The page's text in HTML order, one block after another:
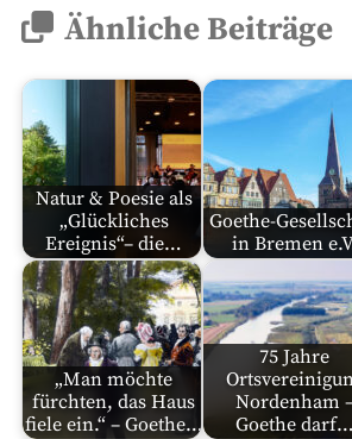
Ähnliche Beiträge
Natur & Poesie als
„Glückliches
Ereignis“– die…
Goethe-
in Bremen
„Man möchte
fürchten, das Haus
fiele ein.“ – Goethe…
75 Jahre
Nordenham
Goethe darf…